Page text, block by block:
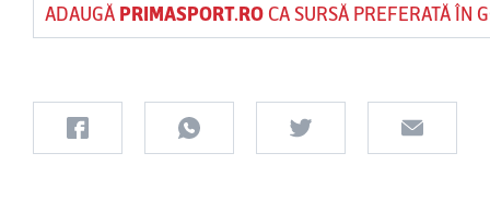
ADAUGĂ PRIMASPORT.ROCA SURSĂ PREFERATĂ ÎN